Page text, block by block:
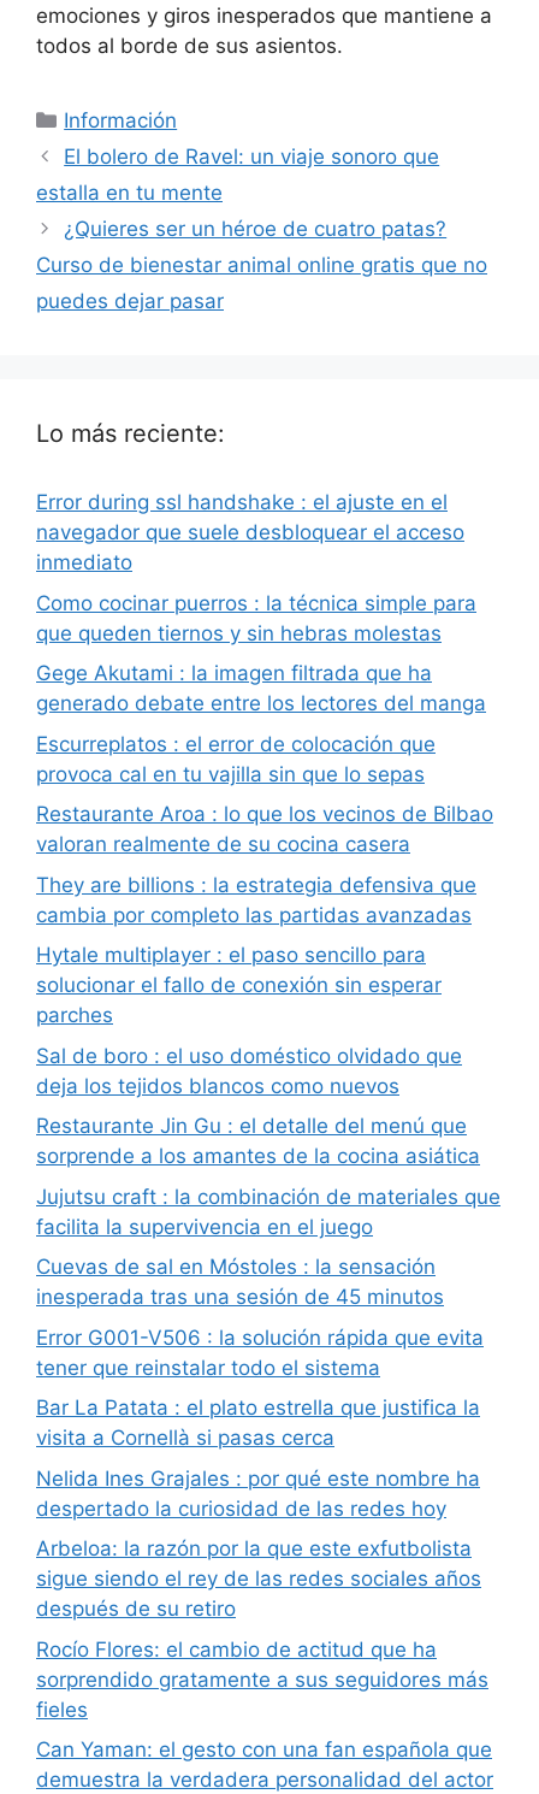
emociones y giros inesperados que mantiene a
todos al borde de sus asientos.
Categorías
Información
El bolero de Ravel: un viaje sonoro que
estalla en tu mente
¿Quieres ser un héroe de cuatro patas?
Curso de bienestar animal online gratis que no
puedes dejar pasar
Lo más reciente:
Error during ssl handshake : el ajuste en el
navegador que suele desbloquear el acceso
inmediato
Como cocinar puerros : la técnica simple para
que queden tiernos y sin hebras molestas
Gege Akutami : la imagen filtrada que ha
generado debate entre los lectores del manga
Escurreplatos : el error de colocación que
provoca cal en tu vajilla sin que lo sepas
Restaurante Aroa : lo que los vecinos de Bilbao
valoran realmente de su cocina casera
They are billions : la estrategia defensiva que
cambia por completo las partidas avanzadas
Hytale multiplayer : el paso sencillo para
solucionar el fallo de conexión sin esperar
parches
Sal de boro : el uso doméstico olvidado que
deja los tejidos blancos como nuevos
Restaurante Jin Gu : el detalle del menú que
sorprende a los amantes de la cocina asiática
Jujutsu craft : la combinación de materiales que
facilita la supervivencia en el juego
Cuevas de sal en Móstoles : la sensación
inesperada tras una sesión de 45 minutos
Error G001-V506 : la solución rápida que evita
tener que reinstalar todo el sistema
Bar La Patata : el plato estrella que justifica la
visita a Cornellà si pasas cerca
Nelida Ines Grajales : por qué este nombre ha
despertado la curiosidad de las redes hoy
Arbeloa: la razón por la que este exfutbolista
sigue siendo el rey de las redes sociales años
después de su retiro
Rocío Flores: el cambio de actitud que ha
sorprendido gratamente a sus seguidores más
fieles
Can Yaman: el gesto con una fan española que
demuestra la verdadera personalidad del actor